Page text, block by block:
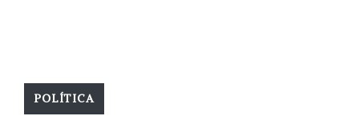
POLÍTICA